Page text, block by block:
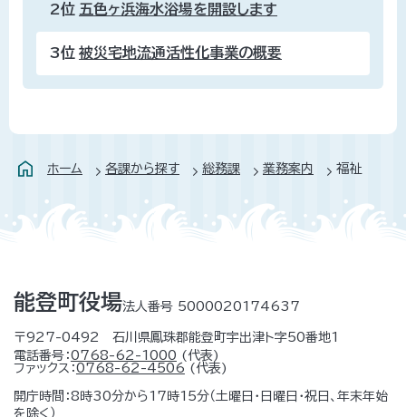
2位 五色ヶ浜海水浴場を開設します
3位 被災宅地流通活性化事業の概要
ホーム 各課から探す 総務課 業務案内 福祉
能登町役場法人番号 5000020174637
〒927-0492 石川県鳳珠郡能登町宇出津ト字50番地1
電話番号：0768-62-1000 (代表)
ファックス：0768-62-4506 (代表)
開庁時間：8時30分から17時15分（土曜日・日曜日・祝日、年末年始
を除く）